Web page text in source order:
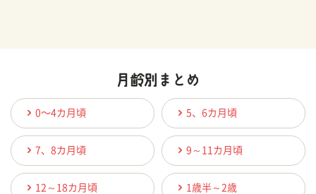
0〜4カ月頃 5、6カ月頃
7、8カ月頃 9～11カ月頃
12～18カ月頃 1歳半～2歳